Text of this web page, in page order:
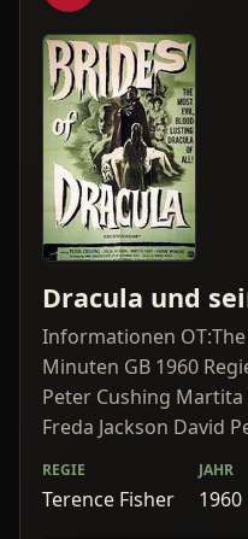
Dracula und
Informationen
Minuten GB 1960
Peter Cushing
Freda Jackson David
REGIE
Terence Fisher
JAHR
1960